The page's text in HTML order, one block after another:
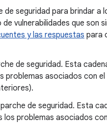
seguridad para brindar a
vulnerabilidades que son
y las respuestas para
de seguridad. Esta
problemas asociados con
de seguridad. Esta
los problemas asociados